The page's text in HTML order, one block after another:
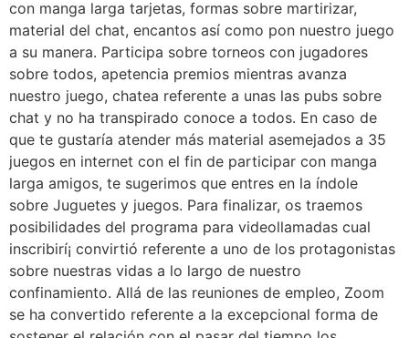
con manga larga tarjetas, formas sobre martirizar,
material del chat, encantos así­ como pon nuestro juego
a su manera. Participa sobre torneos con jugadores
sobre todos, apetencia premios mientras avanza
nuestro juego, chatea referente a unas las pubs sobre
chat y no ha transpirado conoce a todos. En caso de
que te gustaría atender más material asemejados a 35
juegos en internet con el fin de participar con manga
larga amigos, te sugerimos que entres en la índole
sobre Juguetes y juegos. Para finalizar, os traemos
posibilidades del programa para videollamadas cual
inscribirí¡ convirtió referente a uno de los protagonistas
sobre nuestras vidas a lo largo de nuestro
confinamiento. Allá de las reuniones de empleo, Zoom
se ha convertido referente a la excepcional forma de